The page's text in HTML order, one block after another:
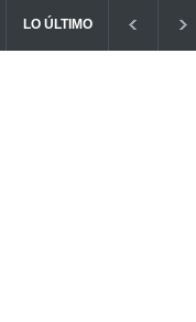
LO ÚLTIMOquemados puede